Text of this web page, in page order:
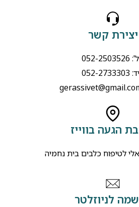
יצירת קשר
הגעה בווייז
לטיפוח כלבים בית נחמיה
לניוזלטר